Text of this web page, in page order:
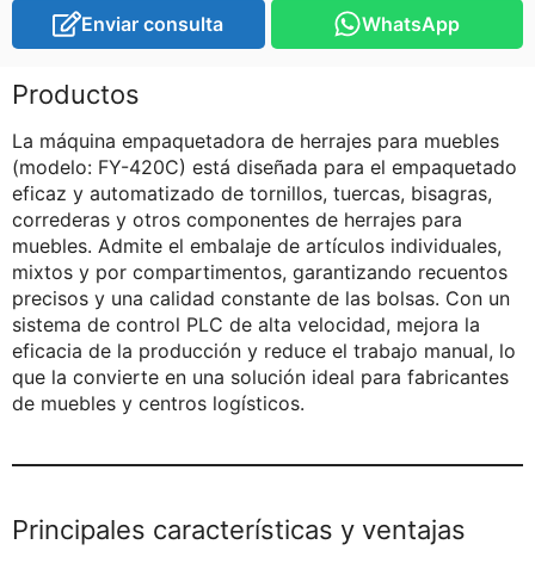
Enviar consulta
WhatsApp
Productos
La máquina empaquetadora de herrajes para muebles
(modelo: FY-420C) está diseñada para el empaquetado
eficaz y automatizado de tornillos, tuercas, bisagras,
correderas y otros componentes de herrajes para
muebles. Admite el embalaje de artículos individuales,
mixtos y por compartimentos, garantizando recuentos
precisos y una calidad constante de las bolsas. Con un
sistema de control PLC de alta velocidad, mejora la
eficacia de la producción y reduce el trabajo manual, lo
que la convierte en una solución ideal para fabricantes
de muebles y centros logísticos.
Principales características y ventajas